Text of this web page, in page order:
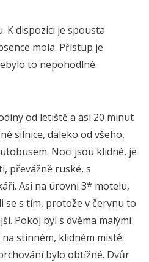
K dispozici je spousta
mola. Přístup je
to nepohodlné.
od letiště a asi 20 minut
silnice, daleko od všeho,
Noci jsou klidné, je
převážně ruské, s
Asi na úrovni 3* motelu,
se s tím, protože v červnu to
Pokoj byl s dvěma malými
stinném, klidném místě.
bylo obtížné. Dvůr